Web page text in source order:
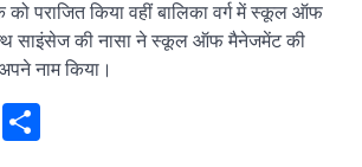
पराजित किया वहीं बालिका वर्ग में स्कूल ऑफ
साइंसेज की नासा ने स्कूल ऑफ मैनेजमेंट की
नाम किया।
WhatsApp